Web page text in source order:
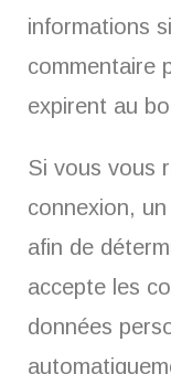
informations
commentaire
expirent au
Si vous vous
connexion,
afin de
accepte les
données